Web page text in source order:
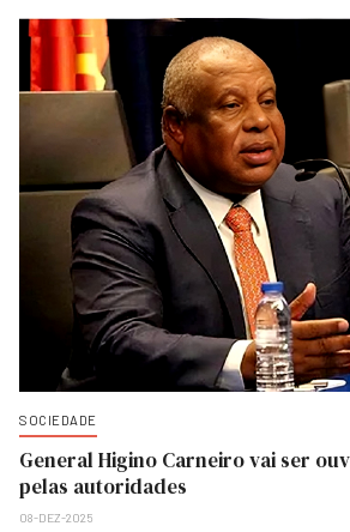
SOCIEDADE
General Higino Carneiro vai ser
pelas autoridades
08-DEZ-2025